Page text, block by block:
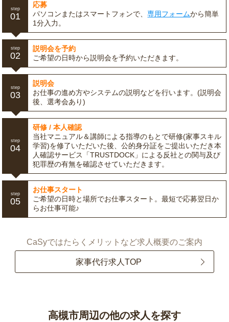
step
01
応募
パソコンまたはスマートフォンで、専用フォームから簡単
1分入力。
step
02
説明会を予約
ご希望の日時から説明会を予約いただきます。
step
03
説明会
お仕事の進め方やシステムの説明などを行います。(説明会
後、選考会あり)
step
04
研修 / 本人確認
当社マニュアル＆講師による指導のもとで研修(家事スキル
学習)を修了いただいた後、公的身分証をご提出いただき本
人確認サービス「TRUSTDOCK」による反社との関与及び
犯罪歴の有無を確認させていただきます。
step
05
お仕事スタート
ご希望の日時と場所でお仕事スタート。最短で応募翌日か
らお仕事可能♪
CaSyではたらくメリットなど求人概要のご案内
家事代行求人TOP
高槻市周辺の他の求人を探す